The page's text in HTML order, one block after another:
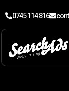
0745 114 816